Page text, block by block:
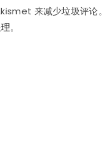
来减少垃圾评论。
。